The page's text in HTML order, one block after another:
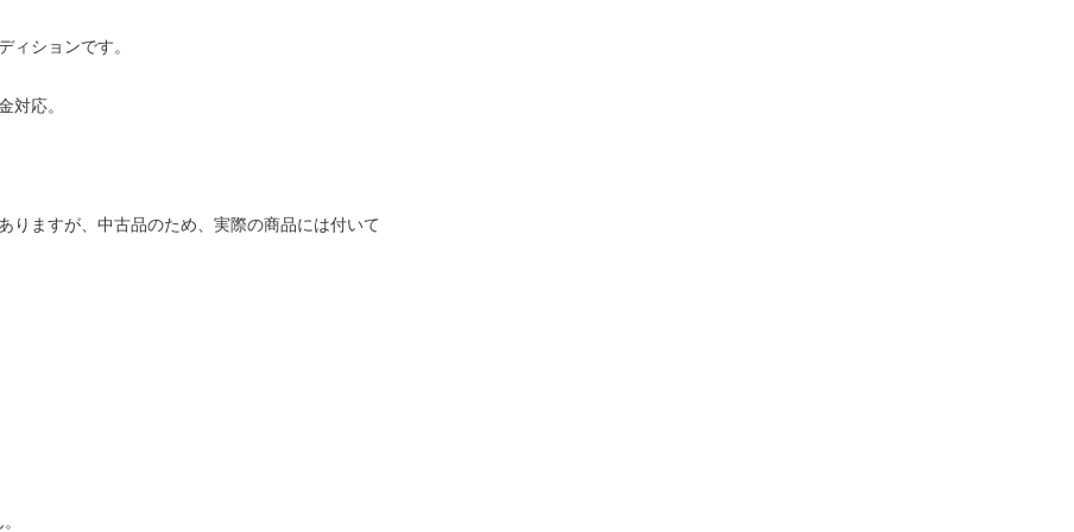
ィションです。
対応。
りますが、中古品のため、実際の商品には付いて